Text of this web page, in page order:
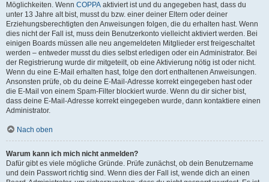
Möglichkeiten. Wenn COPPA aktiviert ist und du angegeben hast, dass du
unter 13 Jahre alt bist, musst du bzw. einer deiner Eltern oder deiner
Erziehungsberechtigten den Anweisungen folgen, die du erhalten hast. Wenn
dies nicht der Fall ist, muss dein Benutzerkonto vielleicht aktiviert werden. Bei
einigen Boards müssen alle neu angemeldeten Mitglieder erst freigeschaltet
werden – entweder musst du dies selbst erledigen oder ein Administrator. Bei
der Registrierung wurde dir mitgeteilt, ob eine Aktivierung nötig ist oder nicht.
Wenn du eine E-Mail erhalten hast, folge den dort enthaltenen Anweisungen.
Ansonsten prüfe, ob du deine E-Mail-Adresse korrekt eingegeben hast oder
die E-Mail von einem Spam-Filter blockiert wurde. Wenn du dir sicher bist,
dass deine E-Mail-Adresse korrekt eingegeben wurde, dann kontaktiere einen
Administrator.
Nach oben
Warum kann ich mich nicht anmelden?
Dafür gibt es viele mögliche Gründe. Prüfe zunächst, ob dein Benutzername
und dein Passwort richtig sind. Wenn dies der Fall ist, wende dich an einen